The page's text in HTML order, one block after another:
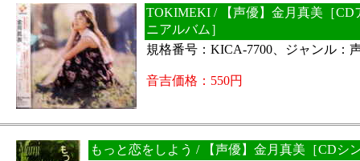
TOKIMEKI / 【声優】金月真美［CD
ニアルバム］
規格番号：KICA-7700、ジャンル：
音吉価格：550円
もっと恋をしよう / 【声優】金月真美［CDシ